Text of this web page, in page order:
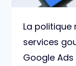
La
services
Google